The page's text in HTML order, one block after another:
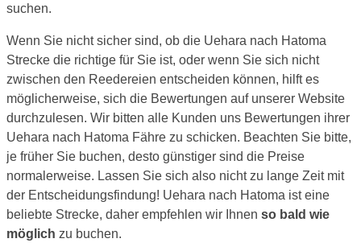
suchen.
Wenn Sie nicht sicher sind, ob die Uehara nach Hatoma
Strecke die richtige für Sie ist, oder wenn Sie sich nicht
zwischen den Reedereien entscheiden können, hilft es
möglicherweise, sich die Bewertungen auf unserer Website
durchzulesen. Wir bitten alle Kunden uns Bewertungen ihrer
Uehara nach Hatoma Fähre zu schicken. Beachten Sie bitte,
je früher Sie buchen, desto günstiger sind die Preise
normalerweise. Lassen Sie sich also nicht zu lange Zeit mit
der Entscheidungsfindung! Uehara nach Hatoma ist eine
beliebte Strecke, daher empfehlen wir Ihnen so bald wie
möglich zu buchen.